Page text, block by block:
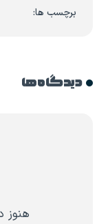
برچسب ها:
دیدگاه ها